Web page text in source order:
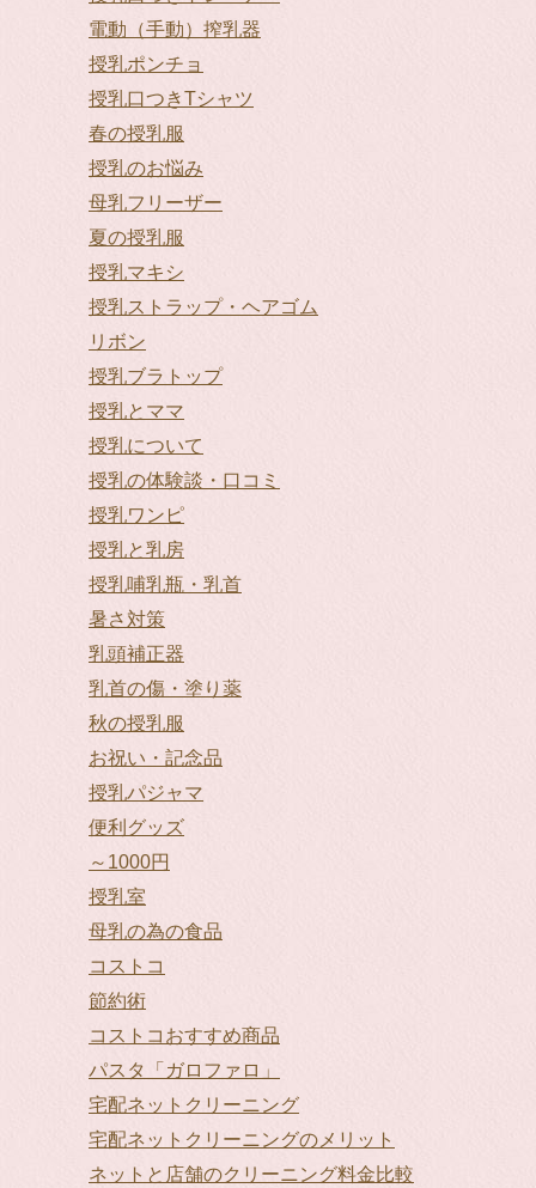
電動（手動）搾乳器
授乳ポンチョ
授乳口つきTシャツ
春の授乳服
授乳のお悩み
母乳フリーザー
夏の授乳服
授乳マキシ
授乳ストラップ・ヘアゴム
リボン
授乳ブラトップ
授乳とママ
授乳について
授乳の体験談・口コミ
授乳ワンピ
授乳と乳房
授乳哺乳瓶・乳首
暑さ対策
乳頭補正器
乳首の傷・塗り薬
秋の授乳服
お祝い・記念品
授乳パジャマ
便利グッズ
～1000円
授乳室
母乳の為の食品
コストコ
節約術
コストコおすすめ商品
パスタ「ガロファロ」
宅配ネットクリーニング
宅配ネットクリーニングのメリット
ネットと店舗のクリーニング料金比較